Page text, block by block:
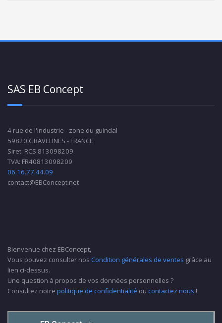
SAS EB Concept
4 rue de l'industrie - zone du guindal
59820 GRAVELINES - FRANCE
Siret: RCS 813098209
TVA: FR40813098209
06.16.77.44.09
contact@EBConcept.net
Bienvenue chez EBConcept,
Vous pouvez consulter nos Condition générales de ventes grâce au
lien ci-dessus.
Une question à propos de vos données personnelles ?
Consultez notre politique de confidentialité ou contactez nous !